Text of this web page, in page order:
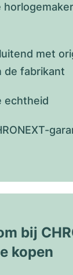
met
de fabrikant
echtheid
bij
kopen